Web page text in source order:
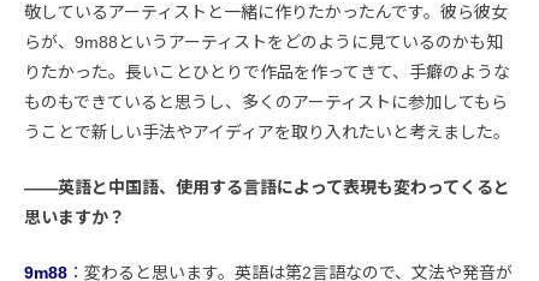
敬しているアーティストと一緒に作りたかったんです。彼ら彼女
らが、9m88というアーティストをどのように見ているのかも知
りたかった。長いことひとりで作品を作ってきて、手癖のような
ものもできていると思うし、多くのアーティストに参加してもら
うことで新しい手法やアイディアを取り入れたいと考えました。
――英語と中国語、使用する言語によって表現も変わってくると
思いますか？
9m88 ：変わると思います。英語は第2言語なので、文法や発音が